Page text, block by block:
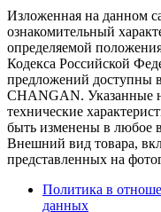
Изложенная на данном
ознакомительный
определяемой
Кодекса Российской
предложений доступны
CHANGAN. Указанные
технические
быть изменены в любое
Внешний вид товара,
представленных на
Политика в
данных